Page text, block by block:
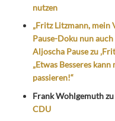
nutzen
„Fritz Litzmann, mein
Pause-Doku nun
Aljoscha Pause zu
„Etwas Besseres
passieren!“
Frank Wohlgemuthzu
CDU